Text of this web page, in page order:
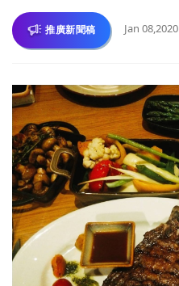
推廣新聞稿 Jan 08,2020